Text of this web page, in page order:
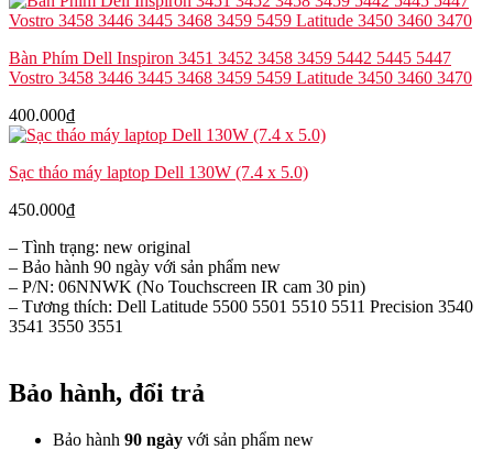
Bàn Phím Dell Inspiron 3451 3452 3458 3459 5442 5445 5447
Vostro 3458 3446 3445 3468 3459 5459 Latitude 3450 3460 3470
400.000₫
Sạc tháo máy laptop Dell 130W (7.4 x 5.0)
450.000₫
– Tình trạng: new original
– Bảo hành 90 ngày với sản phẩm new
– P/N: 06NNWK (No Touchscreen IR cam 30 pin)
– Tương thích: Dell Latitude 5500 5501 5510 5511 Precision 3540
3541 3550 3551
Bảo hành, đổi trả
Bảo hành 90 ngày với sản phẩm new